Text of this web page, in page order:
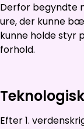
Derfor begyndte
ure, der kunne
kunne holde styr
forhold.
Efter 1.